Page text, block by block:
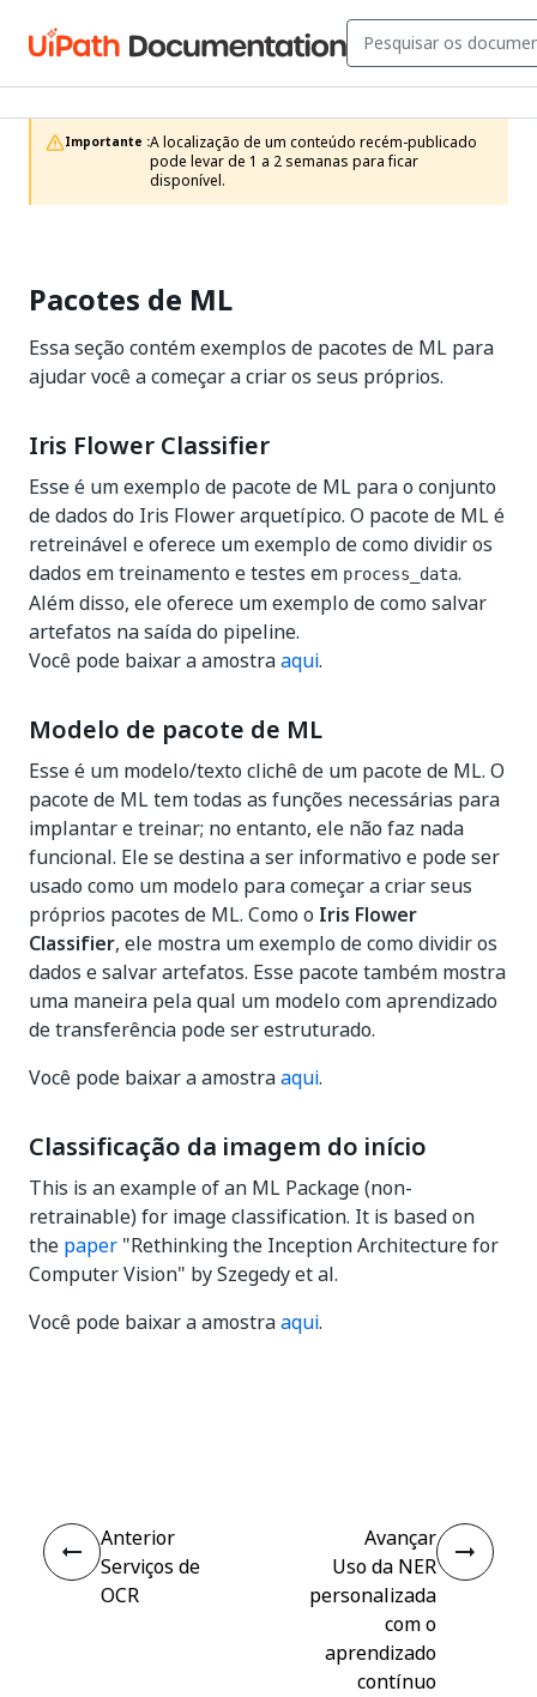
Importante :A localização de um conteúdo recém-publicado
pode levar de 1 a 2 semanas para ficar
disponível.
Pacotes de ML
Essa seção contém exemplos de pacotes de ML para
ajudar você a começar a criar os seus próprios.
Iris Flower Classifier
Esse é um exemplo de pacote de ML para o conjunto
de dados do Iris Flower arquetípico. O pacote de ML é
retreinável e oferece um exemplo de como dividir os
dados em treinamento e testes em process_data.
Além disso, ele oferece um exemplo de como salvar
artefatos na saída do pipeline.
Você pode baixar a amostraaqui.
Modelo de pacote de ML
Esse é um modelo/texto clichê de um pacote de ML. O
pacote de ML tem todas as funções necessárias para
implantar e treinar; no entanto, ele não faz nada
funcional. Ele se destina a ser informativo e pode ser
usado como um modelo para começar a criar seus
próprios pacotes de ML. Como o Iris Flower
Classifier, ele mostra um exemplo de como dividir os
dados e salvar artefatos. Esse pacote também mostra
uma maneira pela qual um modelo com aprendizado
de transferência pode ser estruturado.
Você pode baixar a amostraaqui.
Classificação da imagem do início
This is an example of an ML Package (non-
retrainable) for image classification. It is based on
the paper "Rethinking the Inception Architecture for
Computer Vision" by Szegedy et al.
Você pode baixar a amostraaqui.
Anterior
Serviços de
OCR
Avançar
Uso da NER
personalizada
com o
aprendizado
contínuo